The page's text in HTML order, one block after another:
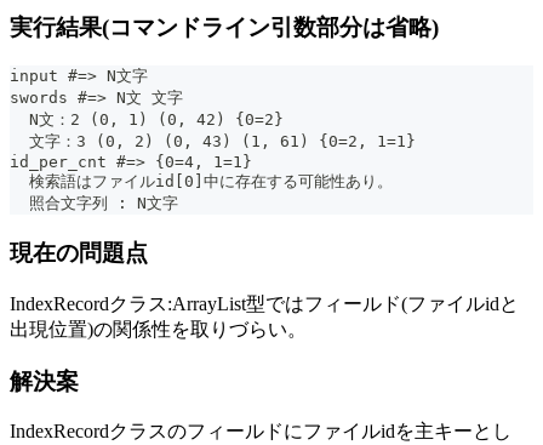
実行結果(コマンドライン引数部分は省略)
input #=> N文字
swords #=> N文 文字
  N文：2 (0, 1) (0, 42) {0=2}
  文字：3 (0, 2) (0, 43) (1, 61) {0=2, 1=1}
id_per_cnt #=> {0=4, 1=1}
  検索語はファイルid[0]中に存在する可能性あり。
  照合文字列 : N文字
現在の問題点
IndexRecordクラス:ArrayList型ではフィールド(ファイルidと
出現位置)の関係性を取りづらい。
解決案
IndexRecordクラスのフィールドにファイルidを主キーとし